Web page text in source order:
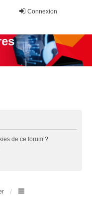
Connexion
de ce forum ?